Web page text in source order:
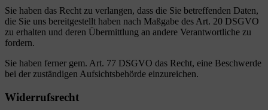
Sie haben das Recht zu verlangen, dass die Sie betreffenden Daten,
die Sie uns bereitgestellt haben nach Maßgabe des Art. 20 DSGVO
zu erhalten und deren Übermittlung an andere Verantwortliche zu
fordern.
Sie haben ferner gem. Art. 77 DSGVO das Recht, eine Beschwerde
bei der zuständigen Aufsichtsbehörde einzureichen.
Widerrufsrecht